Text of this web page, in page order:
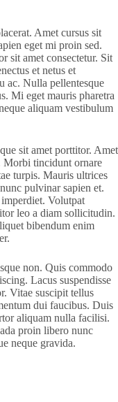
Amet cursus sit
eget mi proin sed.
sit amet consectetur. Sit
et netus et
ac. Nulla pellentesque
Mi eget mauris pharetra
aliquam vestibulum
sit amet porttitor. Amet
Morbi tincidunt ornare
turpis. Mauris ultrices
pulvinar sapien et.
Volutpat
leo a diam sollicitudin.
bibendum enim
non. Quis commodo
Lacus suspendisse
Vitae suscipit tellus
dui faucibus. Duis
aliquam nulla facilisi.
proin libero nunc
neque gravida.